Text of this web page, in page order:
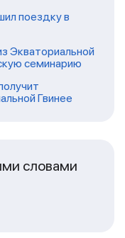
поездку в
Экваториальной
семинарию
Гвинее
словами